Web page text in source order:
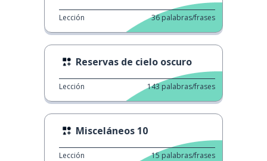
Lección 36 palabras/frases
Reservas de cielo oscuro
Lección 143 palabras/frases
Misceláneos 10
Lección 15 palabras/frases